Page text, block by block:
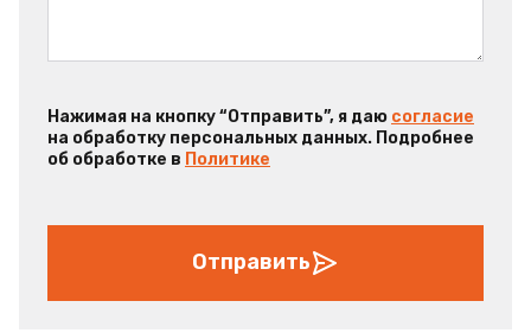
Нажимая на кнопку “Отправить”, я даю согласие
на обработку персональных данных. Подробнее
об обработке в Политике
Отправить